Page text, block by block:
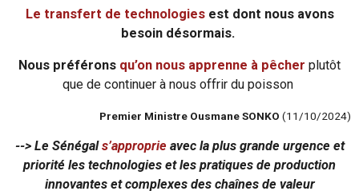
Le transfert de technologies est dont nous avons
besoin désormais.
Nous préférons qu’on nous apprenne à pêcher plutôt
que de continuer à nous offrir du poisson
Premier Ministre Ousmane SONKO (11/10/2024)
--> Le Sénégals’approprie avec la plus grande urgence et
priorité les technologies et les pratiques de production
innovantes et complexes des chaînes de valeur